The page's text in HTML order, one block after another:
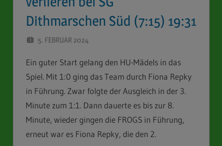
Dithmarschen Süd (7:15) 19:31
5. FEBRUAR 2024
Ein guter Start gelang den HU-Mädels in das
Spiel. Mit 1:0 ging das Team durch Fiona Repky
in Führung. Zwar folgte der Ausgleich in der 3.
Minute zum 1:1. Dann dauerte es bis zur 8.
Minute, wieder gingen die FROGS in Führung,
erneut war es Fiona Repky, die den 2.